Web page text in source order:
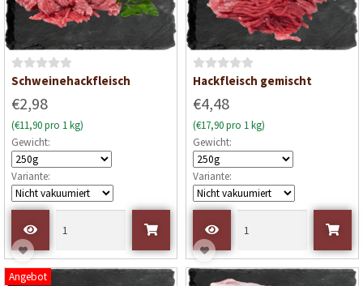
B
w
e
r
e
t
0
v
Schweinehackfleisch
€2,98
(€11,90 pro 1 kg)
Gewicht:
Variante:
B
w
e
r
e
t
0
v
Hackfleisch gemischt
€4,48
(€17,90 pro 1 kg)
Gewicht:
Variante:
Angebot